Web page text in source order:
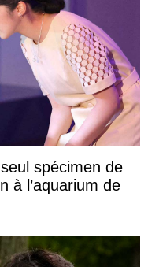
spécimen de
à l’aquarium de